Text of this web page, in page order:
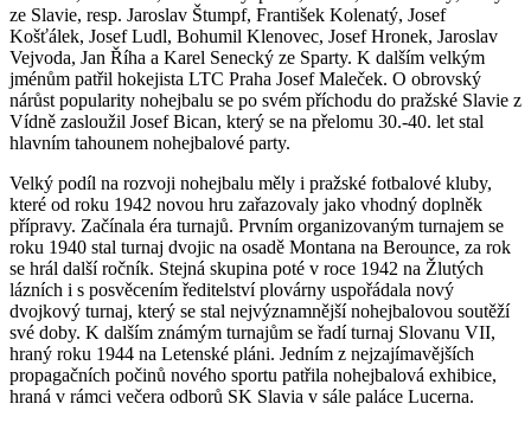
ze Slavie, resp. Jaroslav Štumpf, František Kolenatý, Josef
Košťálek, Josef Ludl, Bohumil Klenovec, Josef Hronek, Jaroslav
Vejvoda, Jan Říha a Karel Senecký ze Sparty. K dalším velkým
jménům patřil hokejista LTC Praha Josef Maleček. O obrovský
nárůst popularity nohejbalu se po svém příchodu do pražské Slavie z
Vídně zasloužil Josef Bican, který se na přelomu 30.-40. let stal
hlavním tahounem nohejbalové party.
Velký podíl na rozvoji nohejbalu měly i pražské fotbalové kluby,
které od roku 1942 novou hru zařazovaly jako vhodný doplněk
přípravy. Začínala éra turnajů. Prvním organizovaným turnajem se
roku 1940 stal turnaj dvojic na osadě Montana na Berounce, za rok
se hrál další ročník. Stejná skupina poté v roce 1942 na Žlutých
lázních i s posvěcením ředitelství plovárny uspořádala nový
dvojkový turnaj, který se stal nejvýznamnější nohejbalovou soutěží
své doby. K dalším známým turnajům se řadí turnaj Slovanu VII,
hraný roku 1944 na Letenské pláni. Jedním z nejzajímavějších
propagačních počinů nového sportu patřila nohejbalová exhibice,
hraná v rámci večera odborů SK Slavia v sále paláce Lucerna.